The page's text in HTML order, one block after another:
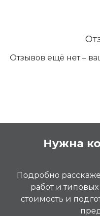
Отзывов ещё нет –
Нужна
Подробно
работ и
стоимость и